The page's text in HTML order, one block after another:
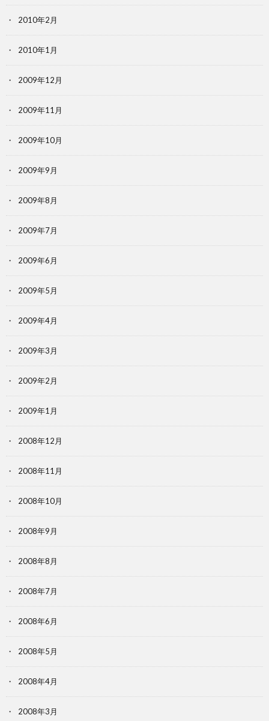
2010年2月
2010年1月
2009年12月
2009年11月
2009年10月
2009年9月
2009年8月
2009年7月
2009年6月
2009年5月
2009年4月
2009年3月
2009年2月
2009年1月
2008年12月
2008年11月
2008年10月
2008年9月
2008年8月
2008年7月
2008年6月
2008年5月
2008年4月
2008年3月